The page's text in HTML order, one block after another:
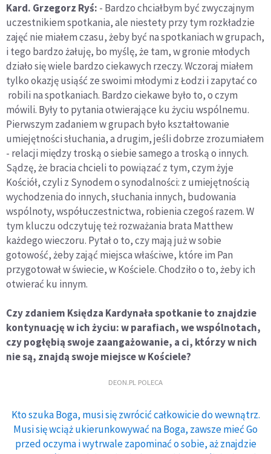
Kard. Grzegorz Ryś: - Bardzo chciałbym być zwyczajnym
uczestnikiem spotkania, ale niestety przy tym rozkładzie
zajęć nie miałem czasu, żeby być na spotkaniach w grupach,
i tego bardzo żałuję, bo myślę, że tam, w gronie młodych
działo się wiele bardzo ciekawych rzeczy. Wczoraj miałem
tylko okazję usiąść ze swoimi młodymi z Łodzi i zapytać co
robili na spotkaniach. Bardzo ciekawe było to, o czym
mówili. Były to pytania otwierające ku życiu wspólnemu.
Pierwszym zadaniem w grupach było kształtowanie
umiejętności słuchania, a drugim, jeśli dobrze zrozumiałem
- relacji między troską o siebie samego a troską o innych.
Sądzę, że bracia chcieli to powiązać z tym, czym żyje
Kościół, czyli z Synodem o synodalności: z umiejętnością
wychodzenia do innych, słuchania innych, budowania
wspólnoty, współuczestnictwa, robienia czegoś razem. W
tym kluczu odczytuję też rozważania brata Matthew
każdego wieczoru. Pytał o to, czy mają już w sobie
gotowość, żeby zająć miejsca właściwe, które im Pan
przygotował w świecie, w Kościele. Chodziło o to, żeby ich
otwierać ku innym.
Czy zdaniem Księdza Kardynała spotkanie to znajdzie
kontynuację w ich życiu: w parafiach, we wspólnotach,
czy pogłębią swoje zaangażowanie, a ci, którzy w nich
nie są, znajdą swoje miejsce w Kościele?
DEON.PL POLECA
Kto szuka Boga, musi się zwrócić całkowicie do wewnątrz.
Musi się wciąż ukierunkowywać na Boga, zawsze mieć Go
przed oczyma i wytrwale zapominać o sobie, aż znajdzie